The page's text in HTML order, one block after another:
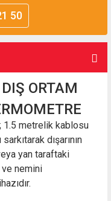
50
ORTAM
1.5 metrelik kablosu
dışarının
yan taraftaki
ve nemini